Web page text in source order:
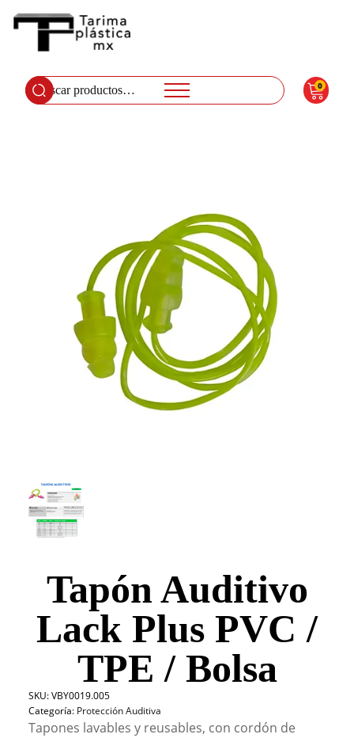
Buscar
por:
0
Tapón Auditivo
Lack Plus PVC /
TPE / Bolsa
SKU:VBY0019.005
Categoría: Protección Auditiva
Tapones lavables y reusables, con cordón de